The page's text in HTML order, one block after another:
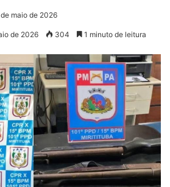
de maio de 2026
de 2026 304 1 minuto de leitura